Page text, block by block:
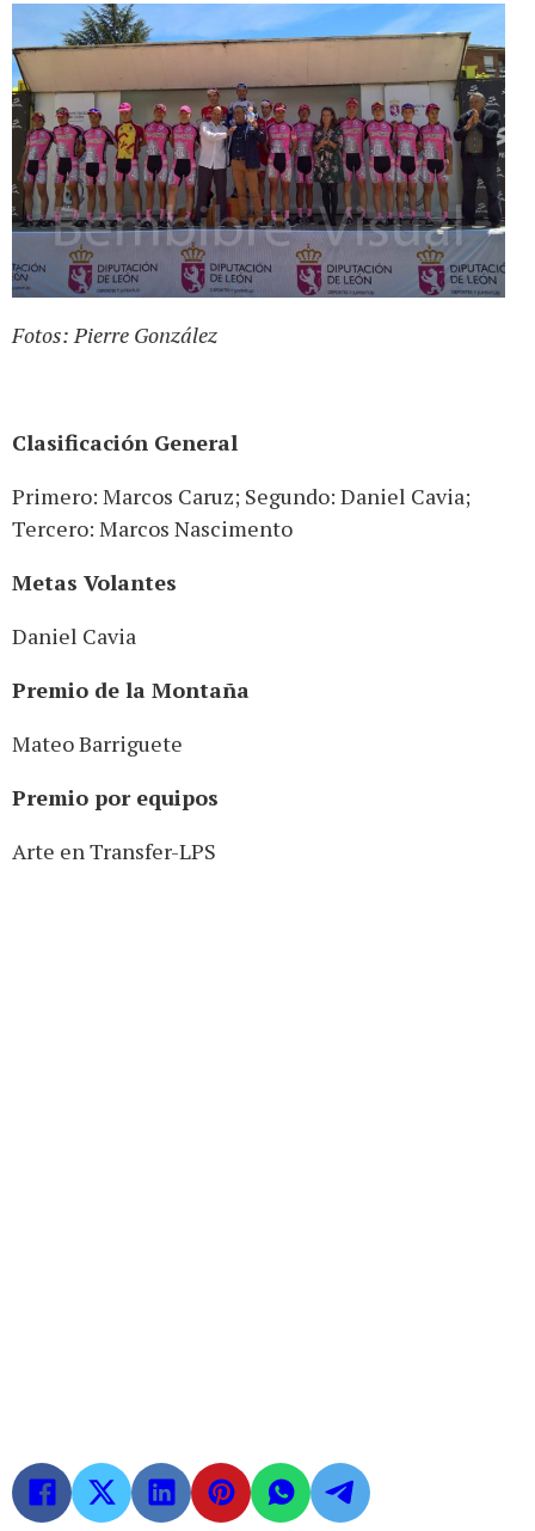
Fotos: Pierre González
Clasificación General
Primero: Marcos Caruz; Segundo: Daniel Cavia;
Tercero: Marcos Nascimento
Metas Volantes
Daniel Cavia
Premio de la Montaña
Mateo Barriguete
Premio por equipos
Arte en Transfer-LPS